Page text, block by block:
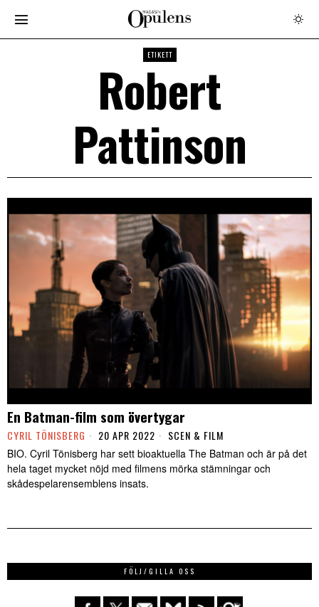
ETIKETT
Robert
Pattinson
En Batman-film som övertygar
CYRIL TÖNISBERG 20 APR 2022 SCEN & FILM
BIO. Cyril Tönisberg har sett bioaktuella The Batman och är på det
hela taget mycket nöjd med filmens mörka stämningar och
skådespelarensemblens insats.
FÖLJ/GILLA OSS